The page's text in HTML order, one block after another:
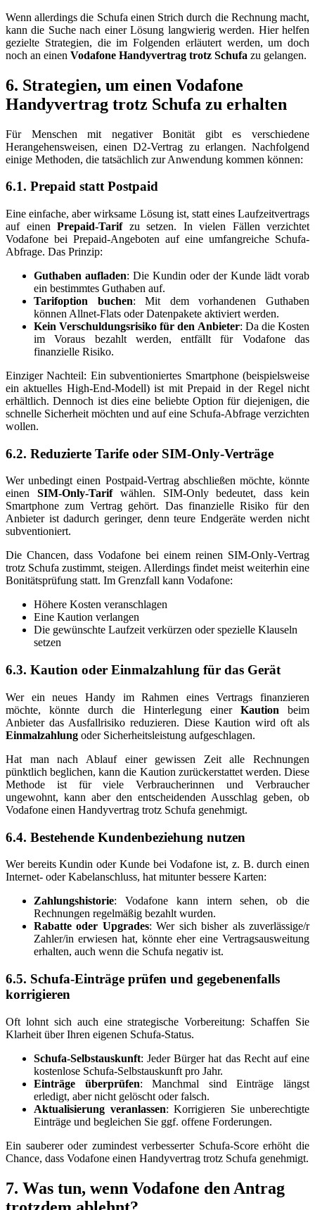
Wenn allerdings die Schufa einen Strich durch die Rechnung macht,
kann die Suche nach einer Lösung langwierig werden. Hier helfen
gezielte Strategien, die im Folgenden erläutert werden, um doch
noch an einen Vodafone Handyvertrag trotz Schufa zu gelangen.
6. Strategien, um einen Vodafone
Handyvertrag trotz Schufa zu erhalten
Für Menschen mit negativer Bonität gibt es verschiedene
Herangehensweisen, einen D2-Vertrag zu erlangen. Nachfolgend
einige Methoden, die tatsächlich zur Anwendung kommen können:
6.1. Prepaid statt Postpaid
Eine einfache, aber wirksame Lösung ist, statt eines Laufzeitvertrags
auf einen Prepaid-Tarifzu setzen. In vielen Fällen verzichtet
Vodafone bei Prepaid-Angeboten auf eine umfangreiche Schufa-
Abfrage. Das Prinzip:
Guthaben aufladen: Die Kundin oder der Kunde lädt vorab
ein bestimmtes Guthaben auf.
Tarifoption buchen: Mit dem vorhandenen Guthaben
können Allnet-Flats oder Datenpakete aktiviert werden.
Kein Verschuldungsrisiko für den Anbieter: Da die Kosten
im Voraus bezahlt werden, entfällt für Vodafone das
finanzielle Risiko.
Einziger Nachteil: Ein subventioniertes Smartphone (beispielsweise
ein aktuelles High-End-Modell) ist mit Prepaid in der Regel nicht
erhältlich. Dennoch ist dies eine beliebte Option für diejenigen, die
schnelle Sicherheit möchten und auf eine Schufa-Abfrage verzichten
wollen.
6.2. Reduzierte Tarife oder SIM-Only-Verträge
Wer unbedingt einen Postpaid-Vertrag abschließen möchte, könnte
einen SIM-Only-Tarifwählen. SIM-Only bedeutet, dass kein
Smartphone zum Vertrag gehört. Das finanzielle Risiko für den
Anbieter ist dadurch geringer, denn teure Endgeräte werden nicht
subventioniert.
Die Chancen, dass Vodafone bei einem reinen SIM-Only-Vertrag
trotz Schufa zustimmt, steigen. Allerdings findet meist weiterhin eine
Bonitätsprüfung statt. Im Grenzfall kann Vodafone:
Höhere Kosten veranschlagen
Eine Kaution verlangen
Die gewünschte Laufzeit verkürzen oder spezielle Klauseln
setzen
6.3. Kaution oder Einmalzahlung für das Gerät
Wer ein neues Handy im Rahmen eines Vertrags finanzieren
möchte, könnte durch die Hinterlegung einer Kaution beim
Anbieter das Ausfallrisiko reduzieren. Diese Kaution wird oft als
Einmalzahlung oder Sicherheitsleistung aufgeschlagen.
Hat man nach Ablauf einer gewissen Zeit alle Rechnungen
pünktlich beglichen, kann die Kaution zurückerstattet werden. Diese
Methode ist für viele Verbraucherinnen und Verbraucher
ungewohnt, kann aber den entscheidenden Ausschlag geben, ob
Vodafone einen Handyvertrag trotz Schufa genehmigt.
6.4. Bestehende Kundenbeziehung nutzen
Wer bereits Kundin oder Kunde bei Vodafone ist, z. B. durch einen
Internet- oder Kabelanschluss, hat mitunter bessere Karten:
Zahlungshistorie: Vodafone kann intern sehen, ob die
Rechnungen regelmäßig bezahlt wurden.
Rabatte oder Upgrades: Wer sich bisher als zuverlässige/r
Zahler/in erwiesen hat, könnte eher eine Vertragsausweitung
erhalten, auch wenn die Schufa negativ ist.
6.5. Schufa-Einträge prüfen und gegebenenfalls
korrigieren
Oft lohnt sich auch eine strategische Vorbereitung: Schaffen Sie
Klarheit über Ihren eigenen Schufa-Status.
Schufa-Selbstauskunft: Jeder Bürger hat das Recht auf eine
kostenlose Schufa-Selbstauskunft pro Jahr.
Einträge überprüfen: Manchmal sind Einträge längst
erledigt, aber nicht gelöscht oder falsch.
Aktualisierung veranlassen: Korrigieren Sie unberechtigte
Einträge und begleichen Sie ggf. offene Forderungen.
Ein sauberer oder zumindest verbesserter Schufa-Score erhöht die
Chance, dass Vodafone einen Handyvertrag trotz Schufa genehmigt.
7. Was tun, wenn Vodafone den Antrag